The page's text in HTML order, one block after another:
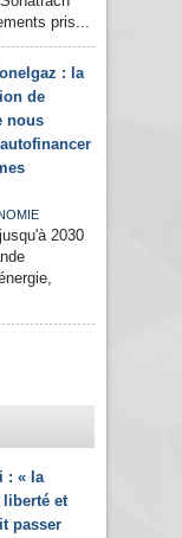
pris...
: la
de
nous
2030
: « la
et
passer